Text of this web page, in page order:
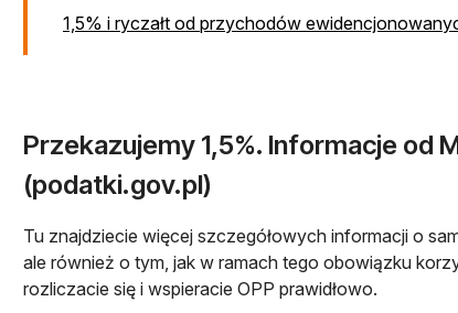
1,5% i ryczałt od przychodów
Przekazujemy 1,5%. Informacje od
(podatki.gov.pl)
Tu znajdziecie więcej szczegółowych informacji o
ale również o tym, jak w ramach tego obowiązku
rozliczacie się i wspieracie OPP prawidłowo.